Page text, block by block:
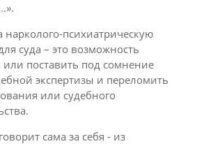
нарколого-психиатрическую
суда – это возможность
или поставить под сомнение
экспертизы и переломить
или судебного
сама за себя - из